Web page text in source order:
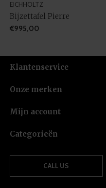
EICHHOLTZ
Bijzettafel Pierre
€995,00
Klantenservice
Onze merken
Mijn account
Categorieën
CALL US